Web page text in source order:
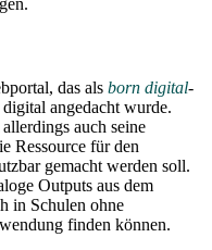
das als born digital-
angedacht wurde.
auch seine
Ressource für den
gemacht werden soll.
Outputs aus dem
in Schulen ohne
finden können.